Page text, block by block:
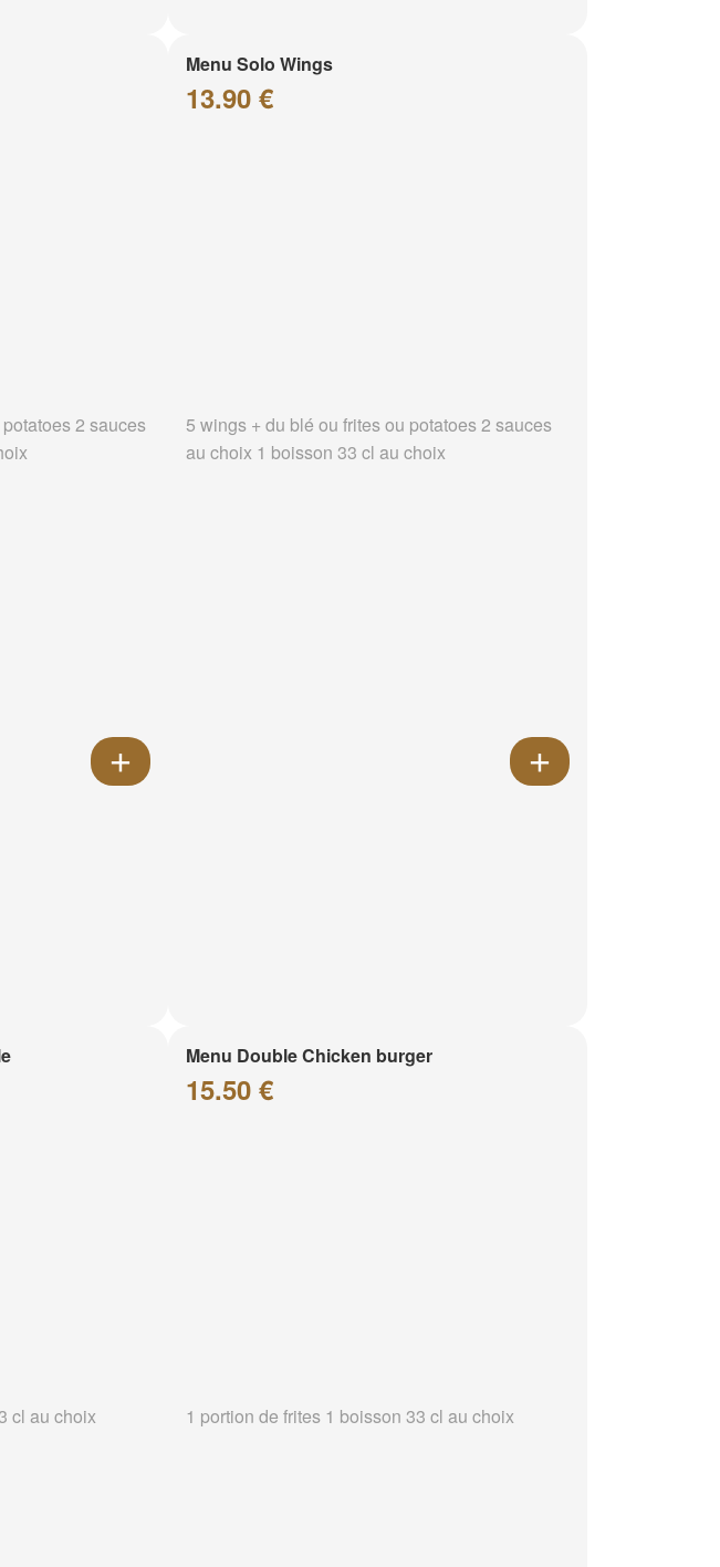
2 sauces
Menu Solo Wings
13.90 €
5 wings + du blé ou frites ou potatoes 2 sauces
au choix 1 boisson 33 cl au choix
cl au choix
Menu Double Chicken burger
15.50 €
1 portion de frites 1 boisson 33 cl au choix